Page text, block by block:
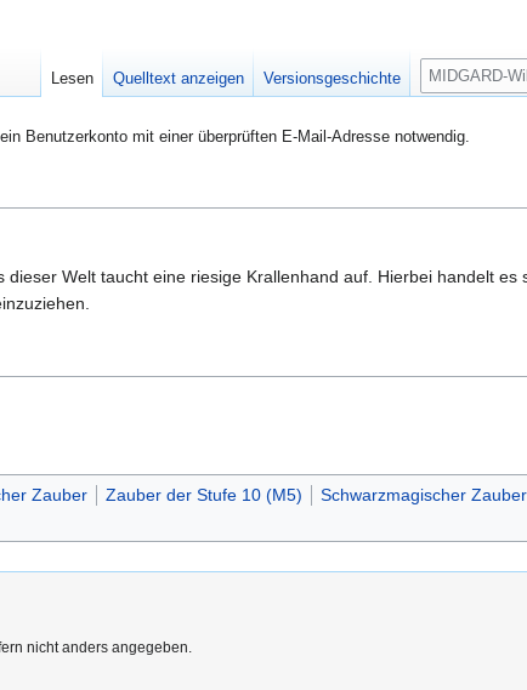
Benutzerkonto mit einer überprüften E-Mail-Adresse notwendig.
dieser Welt taucht eine riesige Krallenhand auf. Hierbei handelt es
Zauber Zauber der Stufe 10 (M5) Schwarzmagischer Zauber
Lesen Quelltext anzeigen Versionsgeschichte
S
u
h
nicht anders angegeben.